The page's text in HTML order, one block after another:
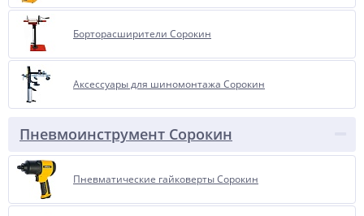
Борторасширители Сорокин
Аксессуары для шиномонтажа Сорокин
Пневмоинструмент Сорокин
Пневматические гайковерты Сорокин